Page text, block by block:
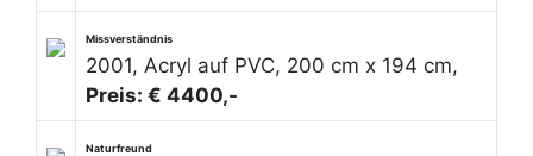
Missverständnis
2001, Acryl auf PVC, 200 cm x 194 cm,
Preis: € 4400,-
Naturfreund